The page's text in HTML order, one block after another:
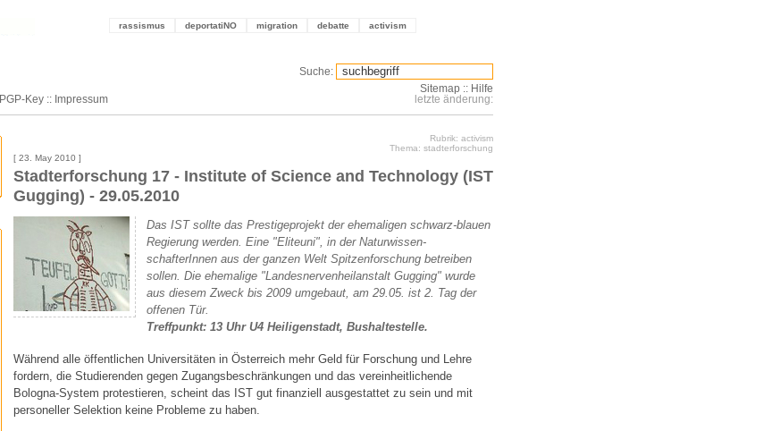
rassismus deportatiNO migration debatte activism
PGP-Key :: Impressum
Suche:
Sitemap :: Hilfe
letzte änderung:
Rubrik: activism
Thema: stadterforschung
[ 23. May 2010 ]
Stadterforschung 17 - Institute of Science and Technology (IST
Gugging) - 29.05.2010
Das IST sollte das Prestigeprojekt der ehemaligen schwarz-blauen
Regierung werden. Eine "Eliteuni", in der Naturwissen-
schafterInnen aus der ganzen Welt Spitzenforschung betreiben
sollen. Die ehemalige "Landesnervenheilanstalt Gugging" wurde
aus diesem Zweck bis 2009 umgebaut, am 29.05. ist 2. Tag der
offenen Tür.
Treffpunkt: 13 Uhr U4 Heiligenstadt, Bushaltestelle.
Während alle öffentlichen Universitäten in Österreich mehr Geld für Forschung und Lehre
fordern, die Studierenden gegen Zugangsbeschränkungen und das vereinheitlichende
Bologna-System protestieren, scheint das IST gut finanziell ausgestattet zu sein und mit
personeller Selektion keine Probleme zu haben.